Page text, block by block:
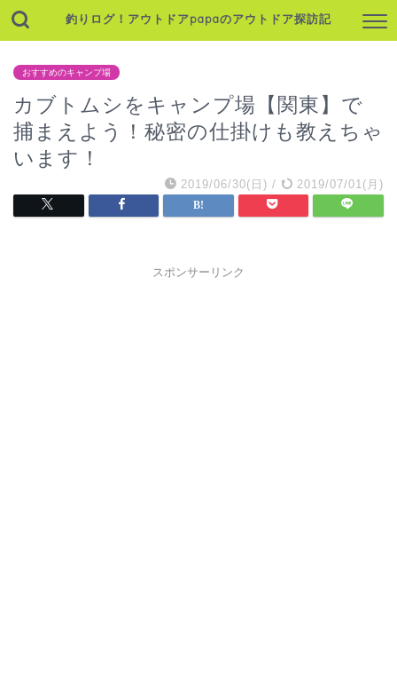
釣りログ！アウトドアpapaのアウトドア探訪記
おすすめのキャンプ場
カブトムシをキャンプ場【関東】で
捕まえよう！秘密の仕掛けも教えちゃ
います！
2019/06/30(日) / 2019/07/01(月)
スポンサーリンク